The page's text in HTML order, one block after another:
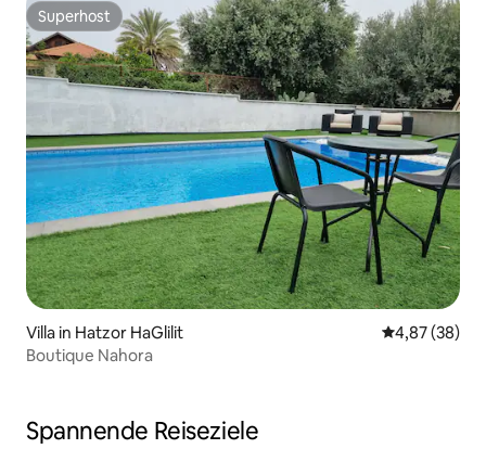
Superhost
Superhost
Villa in Hatzor HaGlilit
4,87 (38)
Boutique Nahora
Spannende Reiseziele